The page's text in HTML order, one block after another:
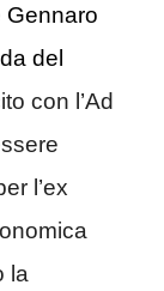
Gennaro
del
con l’Ad
l’ex
la